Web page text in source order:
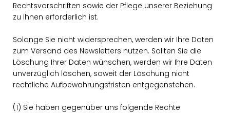
Rechtsvorschriften sowie der Pflege unserer Beziehung
zu Ihnen erforderlich ist.
Solange Sie nicht widersprechen, werden wir Ihre Daten
zum Versand des Newsletters nutzen. Sollten Sie die
Löschung Ihrer Daten wünschen, werden wir Ihre Daten
unverzüglich löschen, soweit der Löschung nicht
rechtliche Aufbewahrungsfristen entgegenstehen.
(1) Sie haben gegenüber uns folgende Rechte